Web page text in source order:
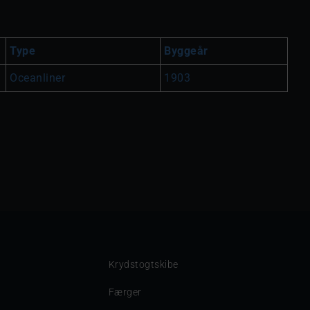
Type Byggeår
Oceanliner 1903
Krydstogtskibe
Færger